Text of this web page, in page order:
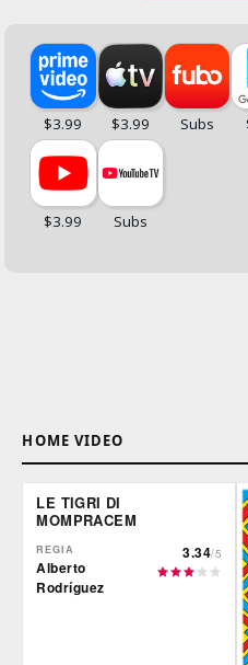
HOME VIDEO
LE TIGRI DI
MOMPRACEM
REGIA
Alberto
Rodríguez
3.34/5